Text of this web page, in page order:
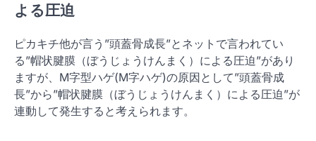
よる圧迫
ピカキチ他が言う”頭蓋骨成長”とネットで言われてい
る”帽状腱膜（ぼうじょうけんまく）による圧迫”があり
ますが、M字型ハゲ(M字ハゲ)の原因として”頭蓋骨成
長”から”帽状腱膜（ぼうじょうけんまく）による圧迫”が
連動して発生すると考えられます。